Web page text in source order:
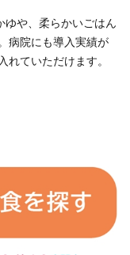
ゆや、柔らかいごはん
病院にも導入実績が
ていただけます。